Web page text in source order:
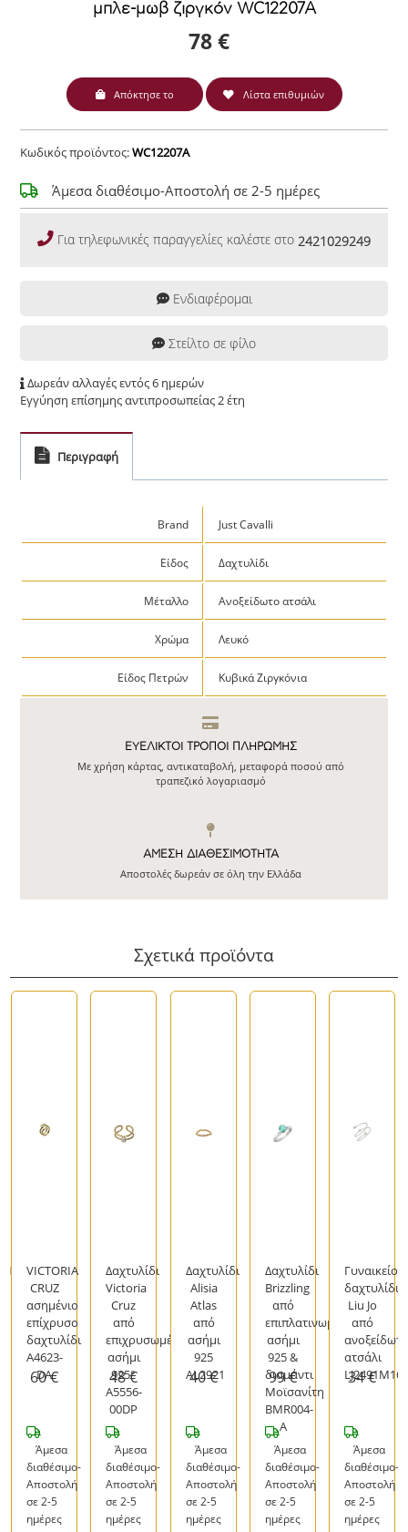
μπλε-μωβ ζιργκόν WC12207A
78 €
Απόκτησε το Λίστα επιθυμιών
Κωδικός προϊόντος:WC12207A
Άμεσα διαθέσιμο-Αποστολή σε 2-5 ημέρες
Για τηλεφωνικές παραγγελίες καλέστε στο 2421029249
Ενδιαφέρομαι
Στείλτο σε φίλο
Δωρεάν αλλαγές εντός 6 ημερών
Εγγύηση επίσημης αντιπροσωπείας 2 έτη
Περιγραφή
Brand Just Cavalli
Είδος Δαχτυλίδι
Μέταλλο Ανοξείδωτο ατσάλι
Χρώμα Λευκό
Είδος Πετρών Κυβικά Ζιργκόνια
ΕΥΕΛΙΚΤΟΙ ΤΡΟΠΟΙ ΠΛΗΡΩΜΗΣ
Με χρήση κάρτας, αντικαταβολή, μεταφορά ποσού από
τραπεζικό λογαριασμό
ΆΜΕΣΗ ΔΙΑΘΕΣΙΜΌΤΗΤΑ
Αποστολές δωρεάν σε όλη την Ελλάδα
Σχετικά προϊόντα
VICTORIA
CRUZ
ασημένιο
επίχρυσο
δαχτυλίδι
A4623-
DA
60 €
Άμεσα
διαθέσιμο-
Αποστολή
σε 2-5
ημέρες
Δαχτυλίδι
Victoria
Cruz
από
επιχρυσωμένο
ασήμι
925°
A5556-
00DP
48 €
Άμεσα
διαθέσιμο-
Αποστολή
σε 2-5
ημέρες
Δαχτυλίδι
Alisia
Atlas
από
ασήμι
925
AL2921
40 €
Άμεσα
διαθέσιμο-
Αποστολή
σε 2-5
ημέρες
Δαχτυλίδι
Brizzling
από
επιπλατινωμένο
ασήμι
925 &
διαμάντι
Μοϊσανίτη
BMR004-
A
99 €
Άμεσα
διαθέσιμο-
Αποστολή
σε 2-5
ημέρες
Γυναικείο
δαχτυλίδι
Liu Jo
από
ανοξείδωτο
ατσάλι
LJ2491M16
34 €
Άμεσα
διαθέσιμο-
Αποστολή
σε 2-5
ημέρες